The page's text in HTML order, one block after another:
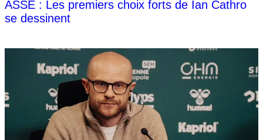
ASSE : Les premiers choix forts de Ian Cathro
se dessinent